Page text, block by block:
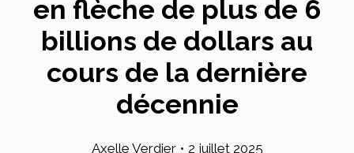
en flèche de plus de 6
billions de dollars au
cours de la dernière
décennie
Axelle Verdier • 2 juillet 2025